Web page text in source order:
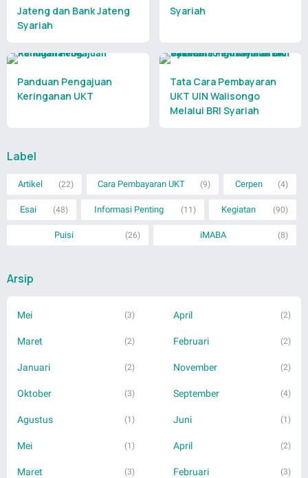
Jateng dan Bank Jateng
Syariah
Syariah
Panduan Pengajuan
Keringanan UKT
Tata Cara Pembayaran
UKT UIN Walisongo
Melalui BRI Syariah
Label
Artikel (22) Cara Pembayaran UKT (9) Cerpen (4)
Esai (48) Informasi Penting (11) Kegiatan (90)
Puisi (26) iMABA (8)
Arsip
Mei (3) April (2)
Maret (2) Februari (2)
Januari (2) November (2)
Oktober (3) September (4)
Agustus (1) Juni (1)
Mei (1) April (2)
Maret (3) Februari (3)